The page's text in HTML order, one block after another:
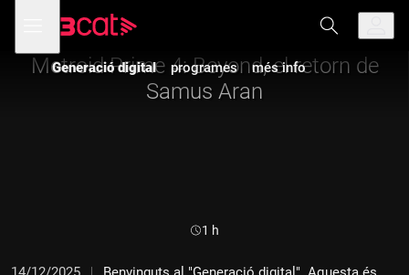
navegació
principal
menú
de
Generació digital programes més info
Metroid Prime 4: Beyond, el retorn de
Samus Aran
Durada:
1 h